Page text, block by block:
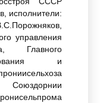
исполнители:
управления
Главного
и